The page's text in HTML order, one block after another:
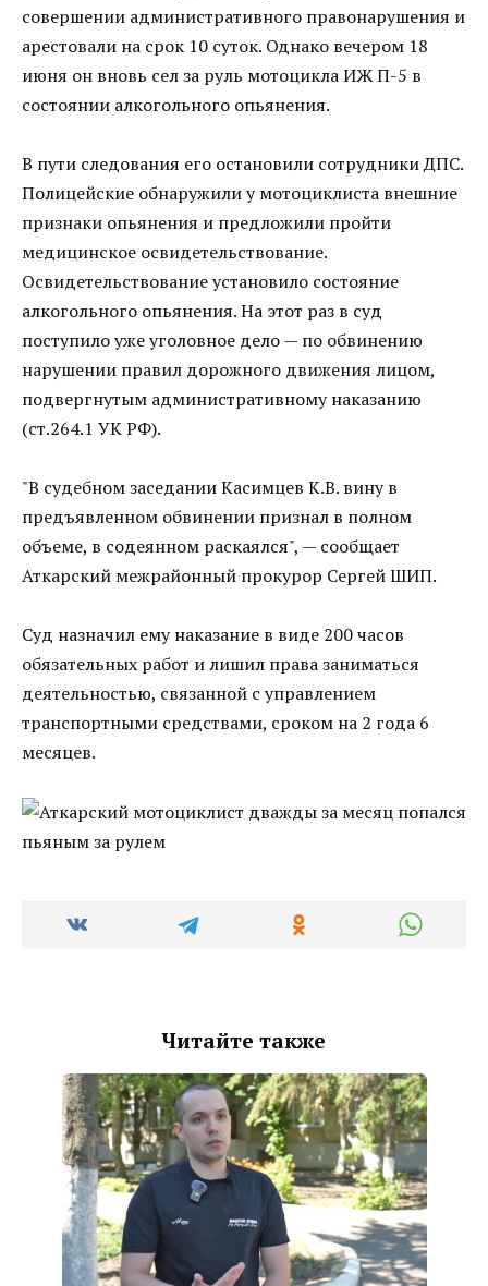
совершении административного правонарушения и
арестовали на срок 10 суток. Однако вечером 18
июня он вновь сел за руль мотоцикла ИЖ П-5 в
состоянии алкогольного опьянения.
В пути следования его остановили сотрудники ДПС.
Полицейские обнаружили у мотоциклиста внешние
признаки опьянения и предложили пройти
медицинское освидетельствование.
Освидетельствование установило состояние
алкогольного опьянения. На этот раз в суд
поступило уже уголовное дело — по обвинению
нарушении правил дорожного движения лицом,
подвергнутым административному наказанию
(ст.264.1 УК РФ).
"В судебном заседании Касимцев К.В. вину в
предъявленном обвинении признал в полном
объеме, в содеянном раскаялся", — сообщает
Аткарский межрайонный прокурор Сергей ШИП.
Суд назначил ему наказание в виде 200 часов
обязательных работ и лишил права заниматься
деятельностью, связанной с управлением
транспортными средствами, сроком на 2 года 6
месяцев.
Читайте также